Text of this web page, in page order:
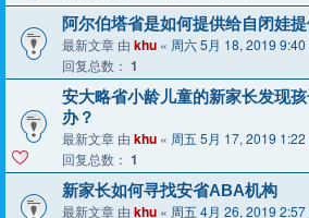
阿尔伯塔省是如何提供给自闭娃
最新文章 由 khu « 周六 5月 18, 2019 9:40
回复总数： 1
安大略省小龄儿童的新家长发现
办？
最新文章 由 khu « 周五 5月 17, 2019 1:22
回复总数： 1
新家长如何寻找安省ABA机构
最新文章 由 khu « 周五 4月 26, 2019 2:57